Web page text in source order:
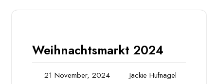
Weihnachtsmarkt 2024
21 November, 2024
Jackie Hufnagel